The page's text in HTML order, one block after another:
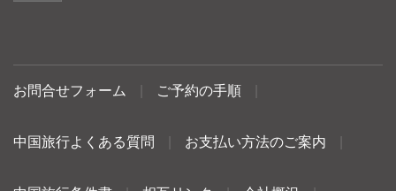
お問合せフォーム ご予約の手順
中国旅行よくある質問 お支払い方法のご案内